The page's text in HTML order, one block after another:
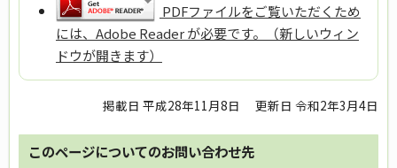
PDFファイルをご覧いただくため
には、Adobe Reader が必要です。（新しいウィン
ドウが開きます）
掲載日 平成28年11月8日 更新日 令和2年3月4日
このページについてのお問い合わせ先